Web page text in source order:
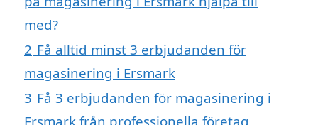
med?
2 Få alltid minst 3 erbjudanden för
magasinering i Ersmark
3 Få 3 erbjudanden för magasinering i
Ersmark från professionella företag